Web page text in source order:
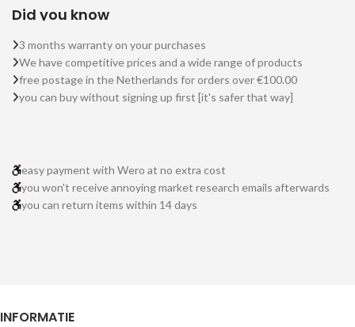
Did you know
3 months warranty on your purchases
We have competitive prices and a wide range of products
free postage in the Netherlands for orders over €100.00
you can buy without signing up first [it's safer that way]
easy payment with Wero at no extra cost
you won't receive annoying market research emails afterwards
you can return items within 14 days
INFORMATIE